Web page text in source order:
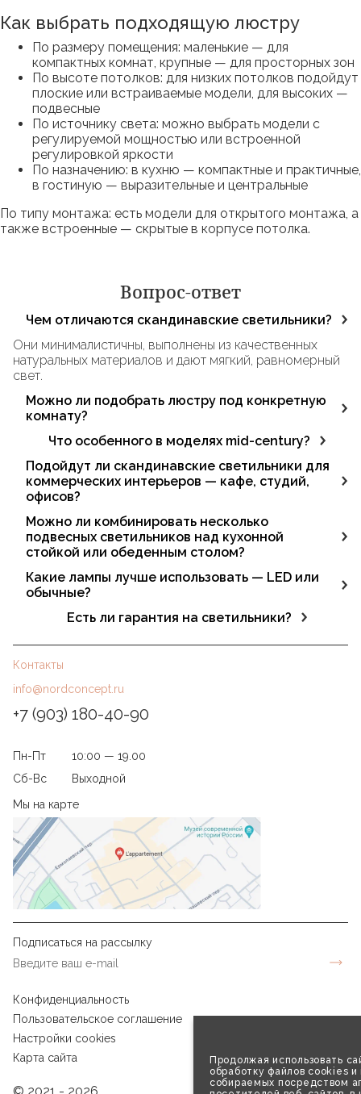
Продолжая использовать
обработку файлов cookies и
собираемых посредством
Как выбрать подходящую люстру
По размеру помещения: маленькие — для
компактных комнат, крупные — для просторных зон
По высоте потолков: для низких потолков подойдут
плоские или встраиваемые модели, для высоких —
подвесные
По источнику света: можно выбрать модели с
регулируемой мощностью или встроенной
регулировкой яркости
По назначению: в кухню — компактные и практичные,
в гостиную — выразительные и центральные
По типу монтажа: есть модели для открытого монтажа, а
также встроенные — скрытые в корпусе потолка.
Вопрос-ответ
Чем отличаются скандинавские светильники?
Они минималистичны, выполнены из качественных
натуральных материалов и дают мягкий, равномерный
свет.
Можно ли подобрать люстру под конкретную
комнату?
Да, в ассортименте есть модели для гостиной, спальни,
Что особенного в моделях mid-century?
Формы с ретро-нотками, глянцевые поверхности,
латунные акценты. Такие люстры функциональны и
становятся центром внимания.
Подойдут ли скандинавские светильники для
коммерческих интерьеров — кафе, студий,
офисов?
Да, благодаря универсальному дизайну они
гармонично вписываются в рестораны, буфеты, лобби
и рабочие пространства.
Можно ли комбинировать несколько
подвесных светильников над кухонной
стойкой или обеденным столом?
Да. Модели одного цвета, но разной формы или
высоты позволяют создать выразительную световую
Какие лампы лучше использовать — LED или
обычные?
Рекомендуются LED-лампы — они экономичны, дают
Есть ли гарантия на светильники?
Да, на все светильники L'appartement
распространяется официальная гарантия,
подтверждающая качество и надёжность продукции.
Контакты
info@nordconcept.ru
+7 (903) 180-40-90
Пн-Пт
10:00 — 19.00
Сб-Вс
Выходной
Мы на карте
Подписаться на рассылку
Конфиденциальность
Пользовательское соглашение
Настройки cookies
Карта сайта
© 2021 - 2026